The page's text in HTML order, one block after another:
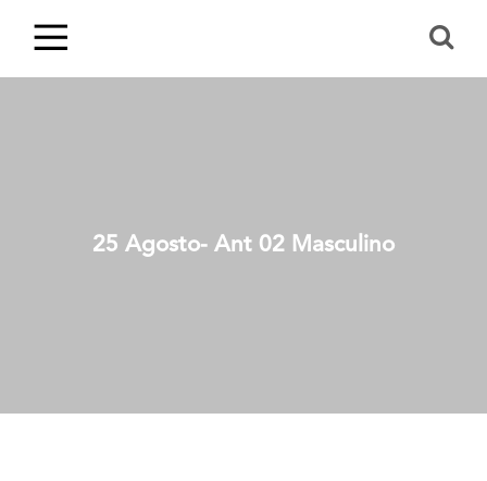
25 Agosto- Ant 02 Masculino